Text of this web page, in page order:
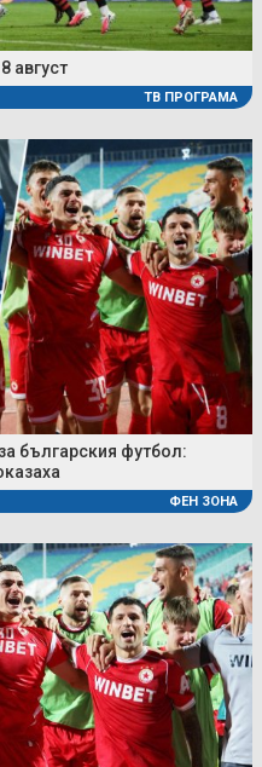
август
ТВ ПРОГРАМА
българския футбол:
ФЕН ЗОНА